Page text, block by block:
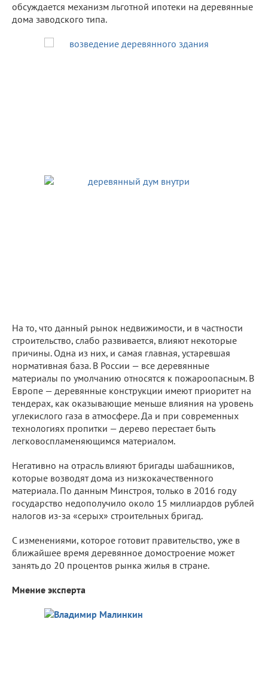
обсуждается механизм льготной ипотеки на деревянные
дома заводского типа.
На то, что данный рынок недвижимости, и в частности
строительство, слабо развивается, влияют некоторые
причины. Одна из них, и самая главная, устаревшая
нормативная база. В России — все деревянные
материалы по умолчанию относятся к пожароопасным. В
Европе — деревянные конструкции имеют приоритет на
тендерах, как оказывающие меньше влияния на уровень
углекислого газа в атмосфере. Да и при современных
технологиях пропитки — дерево перестает быть
легковоспламеняющимся материалом.
Негативно на отрасль влияют бригады шабашников,
которые возводят дома из низкокачественного
материала. По данным Минстроя, только в 2016 году
государство недополучило около 15 миллиардов рублей
налогов из-за «серых» строительных бригад.
С изменениями, которое готовит правительство, уже в
ближайшее время деревянное домостроение может
занять до 20 процентов рынка жилья в стране.
Мнение эксперта